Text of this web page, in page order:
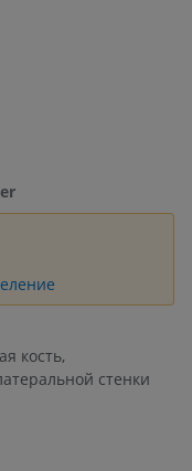
кость,
стенки